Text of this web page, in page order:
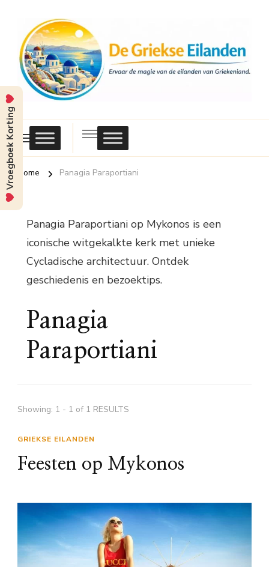
Griekse
Eilanden
Home Panagia Paraportiani
Panagia Paraportiani op Mykonos is een
iconische witgekalkte kerk met unieke
Cycladische architectuur. Ontdek
geschiedenis en bezoektips.
Panagia
Paraportiani
Showing: 1 - 1 of 1 RESULTS
GRIEKSE EILANDEN
Feesten op Mykonos
Vroegboek Korting